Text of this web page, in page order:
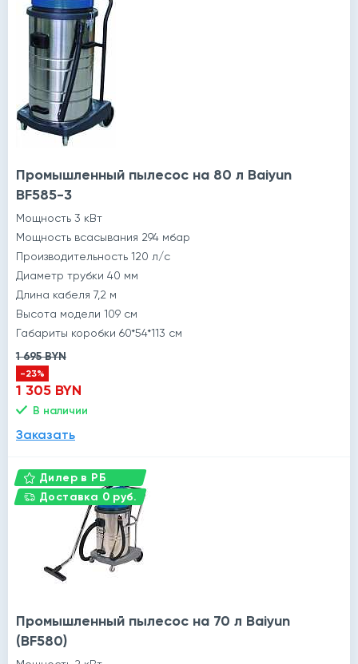
Промышленный пылесос на 80 л Baiyun
BF585-3
Мощность 3 кВт
Мощность всасывания 294 мбар
Производительность 120 л/с
Диаметр трубки 40 мм
Длина кабеля 7,2 м
Высота модели 109 см
Габариты коробки 60*54*113 см
1 695 BYN
-23%
1 305 BYN
В наличии
Заказать
Дилер в РБ
Доставка 0 руб.
Промышленный пылесос на 70 л Baiyun
(BF580)